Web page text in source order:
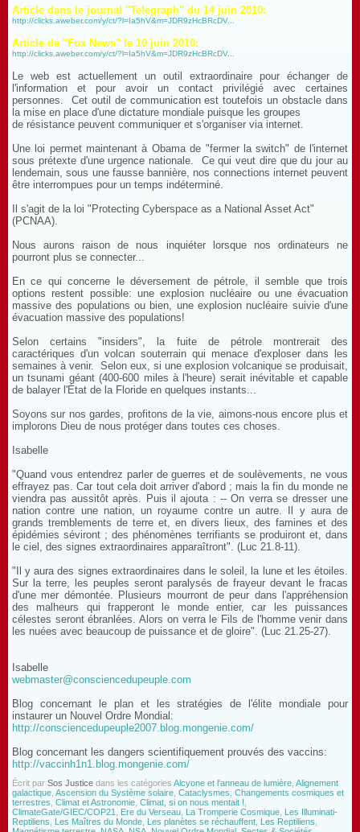
Article dans le journal "Telegraph" du 14 juin 2010:
http://clicks.aweber.com/y/ct/?l=Ia5hV&m=JDR9zHcBRcDV...
Article de "Fox News" le 10 juin 2010:
http://clicks.aweber.com/y/ct/?l=Ia5hV&m=JDR9zHcBRcDV...
Le web est actuellement un outil extraordinaire pour échanger de
l'information et pour avoir un contact privilégié avec certaines
personnes. Cet outil de communication est toutefois un obstacle dans
la mise en place d'une dictature mondiale puisque les groupes
de résistance peuvent communiquer et s'organiser via internet.
Une loi permet maintenant à Obama de "fermer la switch" de l'internet
sous prétexte d'une urgence nationale. Ce qui veut dire que du jour au
lendemain, sous une fausse bannière, nos connections internet peuvent
être interrompues pour un temps indéterminé.
Il s'agit de la loi "Protecting Cyberspace as a National Asset Act"
(PCNAA).
Nous aurons raison de nous inquiéter lorsque nos ordinateurs ne
pourront plus se connecter...
En ce qui concerne le déversement de pétrole, il semble que trois
options restent possible: une explosion nucléaire ou une évacuation
massive des populations ou bien, une explosion nucléaire suivie d'une
évacuation massive des populations!
Selon certains "insiders", la fuite de pétrole montrerait des
caractériques d'un volcan souterrain qui menace d'exploser dans les
semaines à venir. Selon eux, si une explosion volcanique se produisait,
un tsunami géant (400-600 miles à l'heure) serait inévitable et capable
de balayer l'État de la Floride en quelques instants...
Soyons sur nos gardes, profitons de la vie, aimons-nous encore plus et
implorons Dieu de nous protéger dans toutes ces choses.
Isabelle
"Quand vous entendrez parler de guerres et de soulèvements, ne vous
effrayez pas. Car tout cela doit arriver d'abord ; mais la fin du monde ne
viendra pas aussitôt après. Puis il ajouta : -- On verra se dresser une
nation contre une nation, un royaume contre un autre. Il y aura de
grands tremblements de terre et, en divers lieux, des famines et des
épidémies séviront ; des phénomènes terrifiants se produiront et, dans
le ciel, des signes extraordinaires apparaîtront". (Luc 21.8-11).
"Il y aura des signes extraordinaires dans le soleil, la lune et les étoiles.
Sur la terre, les peuples seront paralysés de frayeur devant le fracas
d'une mer démontée. Plusieurs mourront de peur dans l'appréhension
des malheurs qui frapperont le monde entier, car les puissances
célestes seront ébranlées. Alors on verra le Fils de l'homme venir dans
les nuées avec beaucoup de puissance et de gloire". (Luc 21.25-27).
Isabelle
webmaster@consciencedupeuple.com
Blog concernant le plan et les stratégies de l'élite mondiale pour
instaurer un Nouvel Ordre Mondial:
http://consciencedupeuple2007.blog.mongenie.com/
Blog concernant les dangers scientifiquement prouvés des vaccins:
http://vaccinh1n1.blog.mongenie.com/
Écrit par Sos Justice dans les catégories Alcyone et l'anneau de lumière Alignement
galactique Ascension du Système solaire Cataclysmes Changements cosmiques et
terrestres Climat et Astronomie Climat, si on nous mentait !
ClimateGate/GIEC/COP21
Ere du Verseau La Tromperie Cosmique Les Illuminati-
Reptiliens
Les Maîtres du Monde Les planètes se réchauffent Les Reptiliens